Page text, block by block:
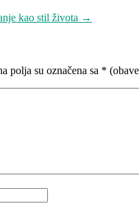
kao stil života →
polja su označena sa *